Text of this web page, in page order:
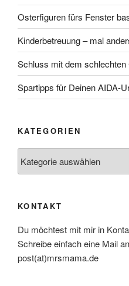
Osterfiguren fürs Fenster
Kinderbetreuung – mal
Schluss mit dem schlechten
Spartipps für Deinen AIDA-
KATEGORIEN
KONTAKT
Du möchtest mit mir in
Schreibe einfach eine Mail
post(at)mrsmama.de